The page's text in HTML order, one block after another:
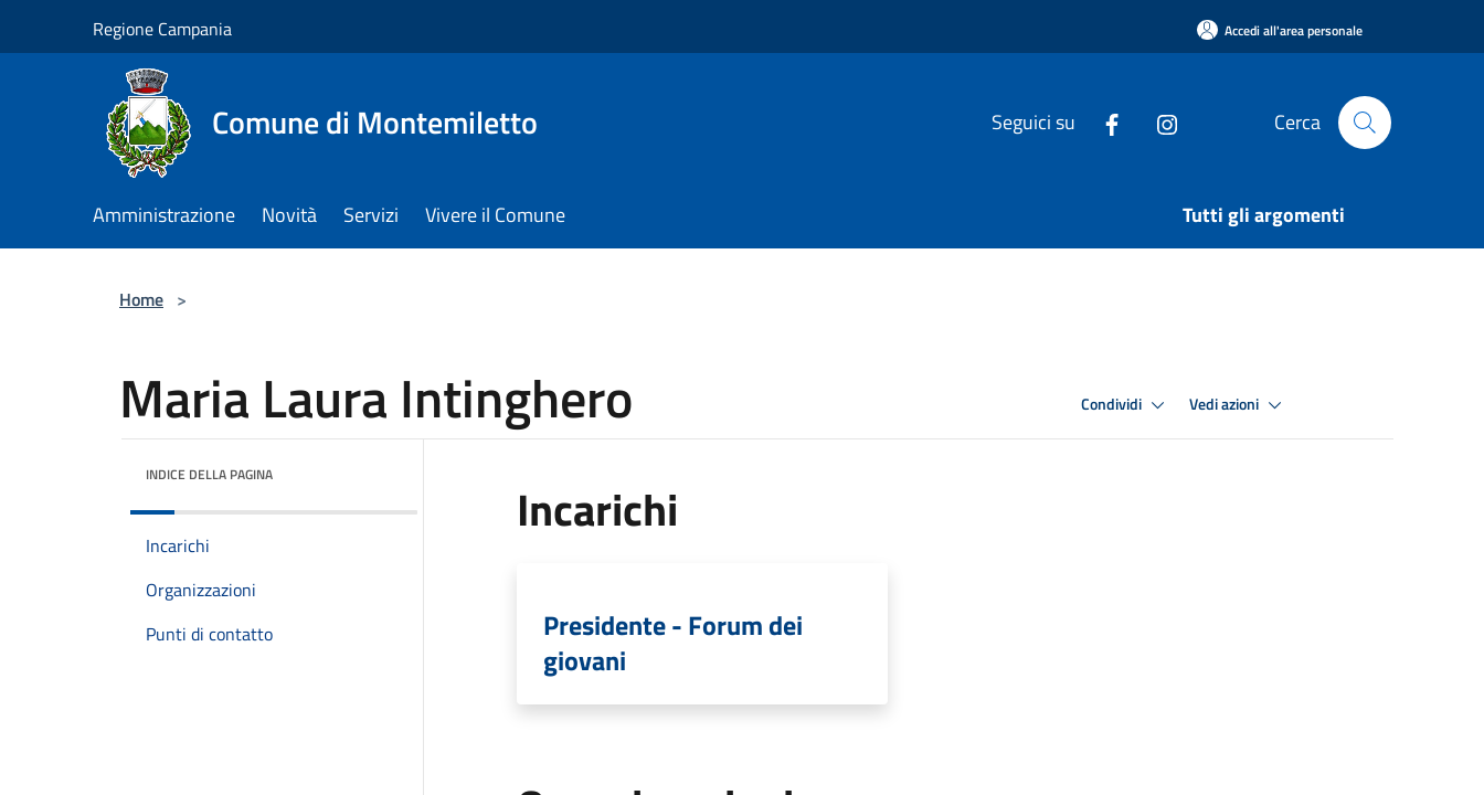
Regione Campania Accedi all'area personale
Comune di Montemiletto Seguici su Cerca
Amministrazione Novità Servizi Vivere il Comune Tutti gli argomenti
Home >
Maria Laura Intinghero Condividi Vedi azioni
INDICE DELLA PAGINA
Incarichi
Organizzazioni
Punti di contatto
Incarichi
Presidente - Forum dei
giovani